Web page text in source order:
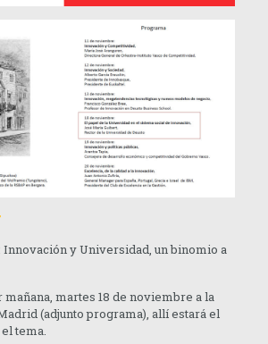
Innovación y Universidad, un binomio a
mañana, martes 18 de noviembre a la
(adjunto programa), allí estará el
tema.